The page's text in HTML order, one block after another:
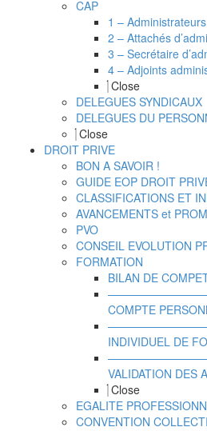
CAP
1 –
2 – Attachés
3 – Secrétaire
4 – Adjoints
Close
DELEGUES SYNDICAUX
DELEGUES DU
Close
DROIT PRIVE
BON A SAVOIR !
GUIDE EOP DROIT
CLASSIFICATIONS ET
AVANCEMENTS et
PVO
CONSEIL EVOLUTION
FORMATION
BILAN DE
COMPTE
INDIVIDUEL DE
VALIDATION DES
Close
EGALITE
CONVENTION